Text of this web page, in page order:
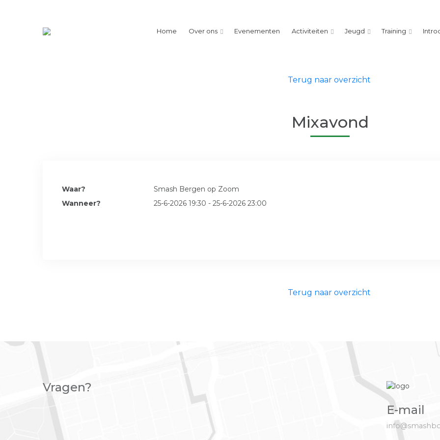
Home Over ons Evenementen Activiteiten Jeugd Training
Terug naar overzicht
Mixavond
Waar?
Smash Bergen op Zoom
Wanneer?
25-6-2026 19:30 - 25-6-2026 23:00
Terug naar overzicht
Vragen?
E-mail